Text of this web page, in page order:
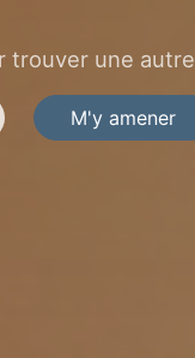
trouver une
M'y amener